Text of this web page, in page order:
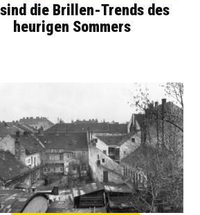
sind die Brillen-Trends des
heurigen Sommers